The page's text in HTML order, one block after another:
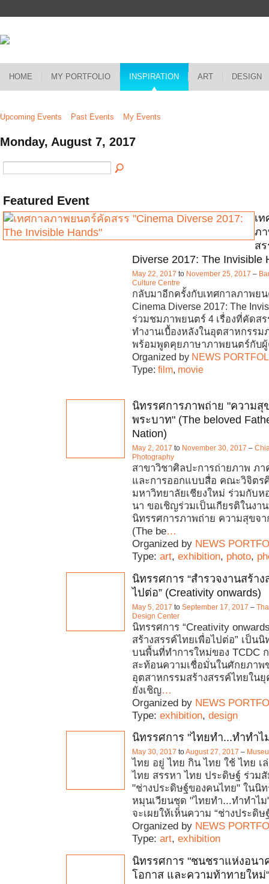
HOME MY PORTFOLIO INSPIRATION ART DESIGN
Upcoming Events Past Events My Events
Monday, August 7, 2017
Featured Event
เ
ภ
ส
Diverse 2017: The Invisible
May 22, 2017 to November 25, 2017 –
Culture Centre
กลับมาอีกครั้งกับเทศกาลภาพย
Cinema Diverse 2017: The
ร่วมชมภาพยนตร์ 4 เรื่องที่คัดส
ทำงานเบื้องหลังในอุตสาหกรร
พร้อมพูดคุยภาษาภาพยนตร์กับผู้
Organized by NEWS
Type: film movie
นิทรรศการภาพถ่าย "ความสุ
พระบาท" (The beloved
Nation)
May 2, 2017 to November 30, 2017 –
Photography
สาขาวิชาศิลปะการถ่ายภาพ ภ
และการออกแบบสื่อ คณะวิจิตร
มหาวิทยาลัยเชียงใหม่ ร่วมกับห
นา ขอเชิญร่วมเป็นเกียรติในงา
นิทรรศการภาพถ่าย ความสุขจ
(The be…
Organized by NEWS
Type: art, exhibition, photo,
นิทรรศการ “สำรวจงานสร้าง
ไปต่อ” (Creativity onwards)
May 5, 2017 to September 17, 2017 –
Design Center
นิทรรศการ “Creativity
สร้างสรรค์ไทยเพื่อไปต่อ” เป็น
บนพื้นที่ทำการใหม่ของ TCDC
สะท้อนความเชื่อมั่นในศักยภาพ
อุตสาหกรรมสร้างสรรค์ไทยใน
ยังเชิญ…
Organized by NEWS
Type: exhibition, design
นิทรรศการ "ไทยทำ...ทำทำไ
May 30, 2017 toAugust 27, 2017 –
ไทย อยู่ ไทย กิน ไทย ใช้ ไทย เ
ไทย สรรหา ไทย ประดิษฐ์ ร่วม
"ช่างประดิษฐ์ของคนไทย" ในนิ
หมุนเวียนชุด "ไทยทำ...ทำทำไ
จะเผยให้เห็นความ “ช่างประดิษ
Organized by NEWS
Type: art, exhibition
นิทรรศการ "ชนชราแห่งอนา
โอกาส และความท้าทายใหม่"